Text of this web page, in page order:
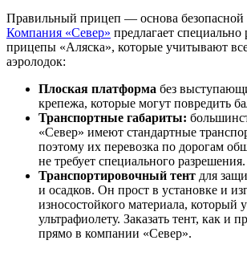
Правильный прицеп — основа безопасной
Компания «Север» предлагает специально
прицепы «Аляска», которые учитывают
аэролодок:
Плоская платформа без
крепежа, которые могут повредить
Транспортные габариты:
«Север» имеют стандартные
поэтому их перевозка по дорогам
не требует специального разрешения.
Транспортировочный тент для
и осадков. Он прост в установке и
износостойкого материала, который
ультрафиолету. Заказать тент, как и
прямо в компании «Север».